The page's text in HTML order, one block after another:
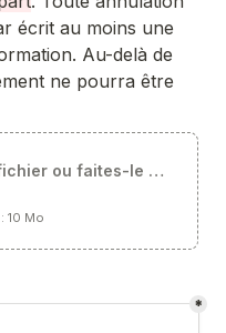
écrit au moins une
Au-delà de
ne pourra être
ou faites-le glisser ici
10 Mo
*